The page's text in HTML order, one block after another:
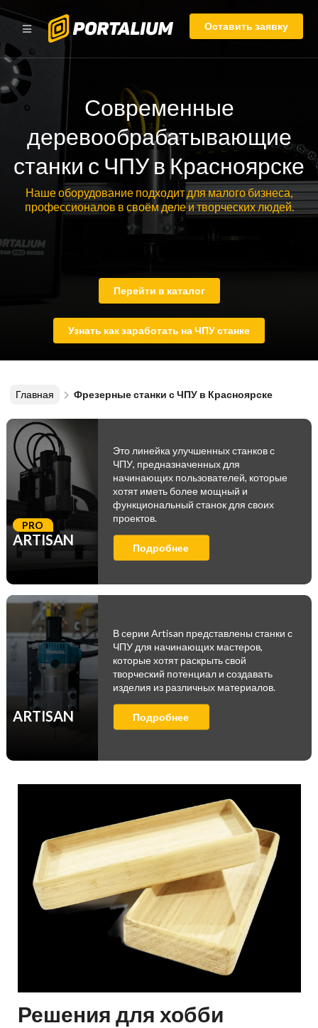
Оставить заявку
Современные
деревообрабатывающие
станки с ЧПУ в Красноярске
Наше оборудование подходит для малого бизнеса,
профессионалов в своём деле и творческих людей.
Перейти в каталог
Узнать как заработать на ЧПУ станке
Главная Фрезерные станки с ЧПУ в Красноярске
ARTISAN
PRO
Это линейка улучшенных станков с
ЧПУ, предназначенных для
начинающих пользователей, которые
хотят иметь более мощный и
функциональный станок для своих
проектов.
Подробнее
ARTISAN
В серии Artisan представлены станки с
ЧПУ для начинающих мастеров,
которые хотят раскрыть свой
творческий потенциал и создавать
изделия из различных материалов.
Подробнее
Решения для хобби